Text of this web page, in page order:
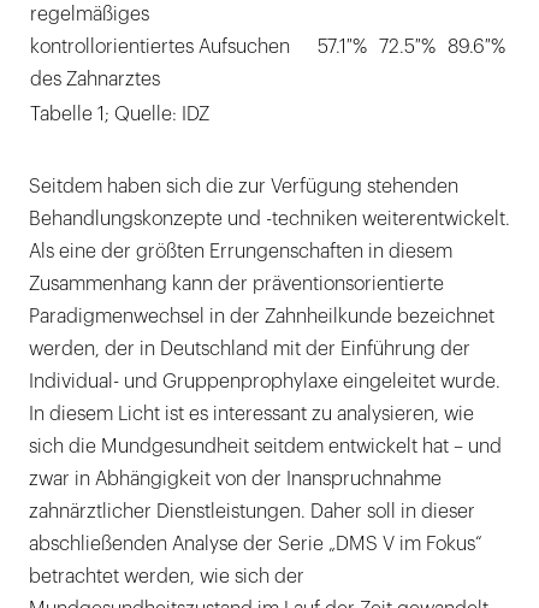
regelmäßiges
kontrollorientiertes Aufsuchen
des Zahnarztes
57.1 % 72.5 % 89.6 %
Tabelle 1; Quelle: IDZ
Seitdem haben sich die zur Verfügung stehenden
Behandlungskonzepte und -techniken weiterentwickelt.
Als eine der größten Errungenschaften in diesem
Zusammenhang kann der präventionsorientierte
Paradigmenwechsel in der Zahnheilkunde bezeichnet
werden, der in Deutschland mit der Einführung der
Individual- und Gruppenprophylaxe eingeleitet wurde.
In diesem Licht ist es interessant zu analysieren, wie
sich die Mundgesundheit seitdem entwickelt hat – und
zwar in Abhängigkeit von der Inanspruchnahme
zahnärztlicher Dienstleistungen. Daher soll in dieser
abschließenden Analyse der Serie „DMS V im Fokus“
betrachtet werden, wie sich der